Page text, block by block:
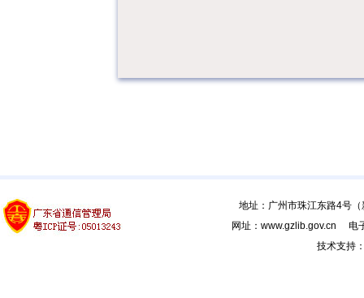
地址：广州市珠江东路4
网址：www.gzlib.gov.cn 电
技术支持